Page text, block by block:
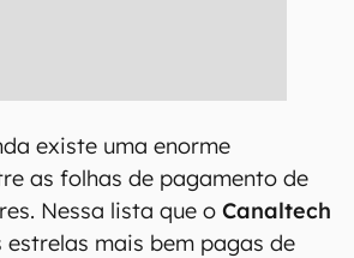
existe uma enorme
as folhas de pagamento de
Nessa lista que o Canaltech
estrelas mais bem pagas de